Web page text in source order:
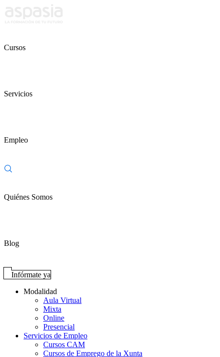
Cursos
Servicios
Empleo
Quiénes Somos
Blog
Infórmate ya
Modalidad
Aula Virtual
Mixta
Online
Presencial
Servicios de Empleo
Cursos CAM
Cursos de Emprego de la Xunta